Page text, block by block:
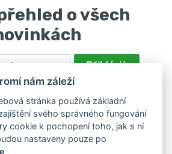
o všech
Přihlásit
zpracováním osobních údajů za účelem
nabídek společností Marie
se sídlem Bánov 697. Máte právo svůj
informací vzásadách zpracování osobních
údajů.
nám záleží
stránka používá základní
svého správného fungování
cookie k pochopení toho, jak s ní
nastaveny pouze po